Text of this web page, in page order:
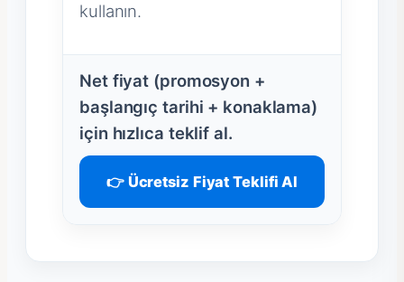
kullanın.
Net fiyat (promosyon +
başlangıç tarihi + konaklama)
için hızlıca teklif al.
👉 Ücretsiz Fiyat Teklifi Al